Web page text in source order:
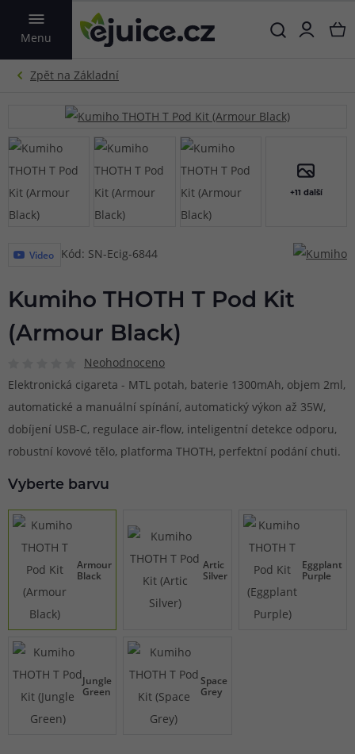
Menu
VYHLEDAT
+11 další
Video Kód: SN-Ecig-6844
Kumiho THOTH T Pod Kit
(Armour Black)
Neohodnoceno
Elektronická cigareta - MTL potah, baterie 1300mAh, objem 2ml,
automatické a manuální spínání, automatický výkon až 35W,
dobíjení USB-C, regulace air-flow, inteligentní detekce odporu,
robustní kovové tělo, platforma THOTH, perfektní podání chuti.
Vyberte barvu
Armour
Black
Artic
Silver
Eggplant
Purple
Jungle
Green
Space
Grey